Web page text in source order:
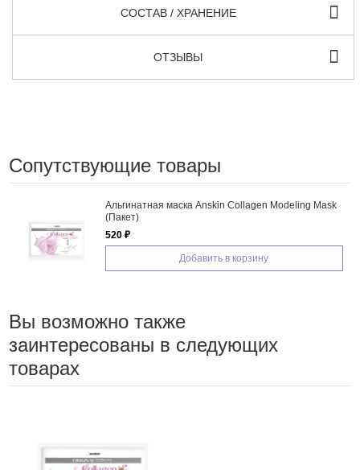
СОСТАВ / ХРАНЕНИЕ
ОТЗЫВЫ
Сопутствующие товары
Альгинатная маска Anskin Collagen Modeling Mask
(Пакет)
520 ₽
Добавить в корзину
Вы возможно также
заинтересованы в следующих
товарах